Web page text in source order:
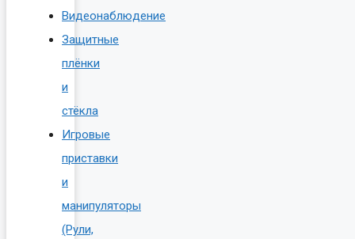
Видеонаблюдение
Защитные
плёнки
и
стёкла
Игровые
приставки
и
манипуляторы
(Рули,